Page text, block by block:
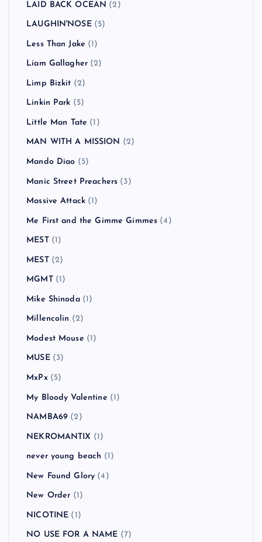
LAID BACK OCEAN (2)
LAUGHIN'NOSE(5)
Less Than Jake (1)
Liam Gallagher (2)
Limp Bizkit (2)
Linkin Park (5)
Little Man Tate (1)
MAN WITH A MISSION (2)
Mando Diao (5)
Manic Street Preachers (3)
Massive Attack (1)
Me First and the Gimme Gimmes (4)
MEST(1)
MEST(2)
MGMT(1)
Mike Shinoda(1)
Millencolin (2)
Modest Mouse (1)
MUSE(3)
MxPx(5)
My Bloody Valentine (1)
NAMBA69 (2)
NEKROMANTIX (1)
never young beach (1)
New Found Glory (4)
New Order (1)
NICOTINE (1)
NO USE FOR A NAME (7)